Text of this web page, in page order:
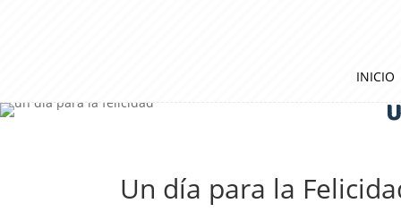
INICIO
Un día para la